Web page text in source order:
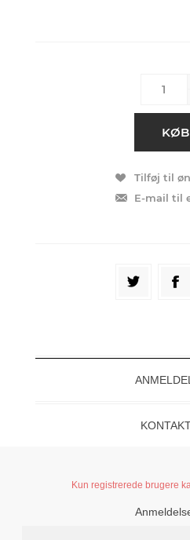
Kun registrerede brugere